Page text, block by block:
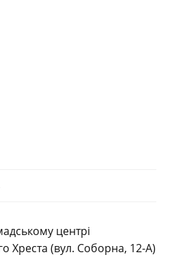
центрі
Хреста (вул. Соборна, 12-А)